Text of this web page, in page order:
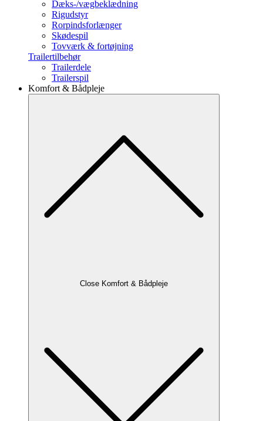
Dæks-/vægbeklædning
Rigudstyr
Rorpindsforlænger
Skødespil
Tovværk & fortøjning
Trailertilbehør
Trailerdele
Trailerspil
Komfort & Bådpleje
Close Komfort & Bådpleje